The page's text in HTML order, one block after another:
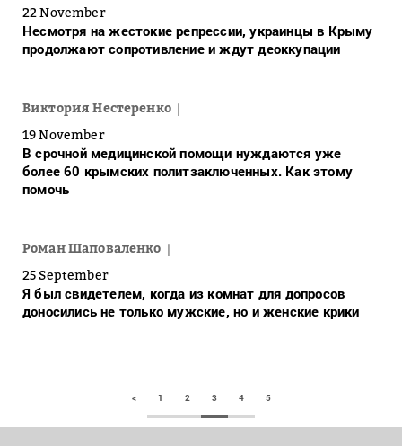
22 November
Несмотря на жестокие репрессии, украинцы в Крыму
продолжают сопротивление и ждут деоккупации
Виктория Нестеренко
19 November
В срочной медицинской помощи нуждаются уже
более 60 крымских политзаключенных. Как этому
помочь
Роман Шаповаленко
25 September
Я был свидетелем, когда из комнат для допросов
доносились не только мужские, но и женские крики
< 1 2 3 4 5